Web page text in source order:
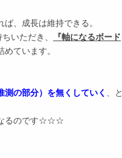
、成長は維持できる。
いただき、
『軸になるボード
ています。
の部分）を無くしていく 、と
なるのです☆☆☆